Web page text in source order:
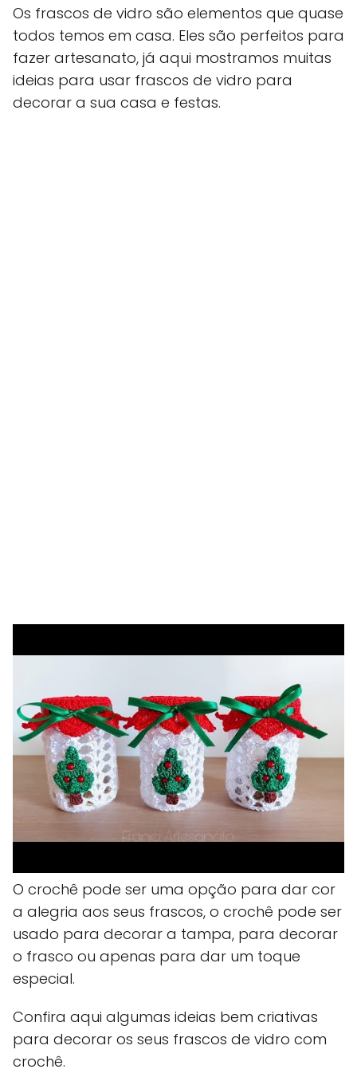
Os frascos de vidro são elementos que quase
todos temos em casa. Eles são perfeitos para
fazer artesanato, já aqui mostramos muitas
ideias para usar frascos de vidro para
decorar a sua casa e festas.
O crochê pode ser uma opção para dar cor
a alegria aos seus frascos, o crochê pode ser
usado para decorar a tampa, para decorar
o frasco ou apenas para dar um toque
especial.
Confira aqui algumas ideias bem criativas
para decorar os seus frascos de vidro com
crochê.